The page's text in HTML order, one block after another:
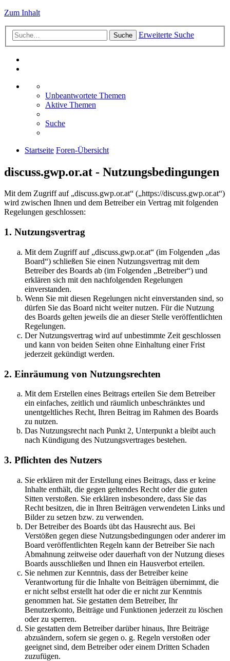
Zum Inhalt
Suche Erweiterte Suche
Unbeantwortete Themen
Aktive Themen
Suche
Startseite Foren-Übersicht
discuss.gwp.or.at - Nutzungsbedingungen
Mit dem Zugriff auf „discuss.gwp.or.at“ („https://discuss.gwp.or.at“)
wird zwischen Ihnen und dem Betreiber ein Vertrag mit folgenden
Regelungen geschlossen:
1. Nutzungsvertrag
Mit dem Zugriff auf „discuss.gwp.or.at“ (im Folgenden „das
Board“) schließen Sie einen Nutzungsvertrag mit dem
Betreiber des Boards ab (im Folgenden „Betreiber“) und
erklären sich mit den nachfolgenden Regelungen
einverstanden.
Wenn Sie mit diesen Regelungen nicht einverstanden sind, so
dürfen Sie das Board nicht weiter nutzen. Für die Nutzung
des Boards gelten jeweils die an dieser Stelle veröffentlichten
Regelungen.
Der Nutzungsvertrag wird auf unbestimmte Zeit geschlossen
und kann von beiden Seiten ohne Einhaltung einer Frist
jederzeit gekündigt werden.
2. Einräumung von Nutzungsrechten
Mit dem Erstellen eines Beitrags erteilen Sie dem Betreiber
ein einfaches, zeitlich und räumlich unbeschränktes und
unentgeltliches Recht, Ihren Beitrag im Rahmen des Boards
zu nutzen.
Das Nutzungsrecht nach Punkt 2, Unterpunkt a bleibt auch
nach Kündigung des Nutzungsvertrages bestehen.
3. Pflichten des Nutzers
Sie erklären mit der Erstellung eines Beitrags, dass er keine
Inhalte enthält, die gegen geltendes Recht oder die guten
Sitten verstoßen. Sie erklären insbesondere, dass Sie das
Recht besitzen, die in Ihren Beiträgen verwendeten Links und
Bilder zu setzen bzw. zu verwenden.
Der Betreiber des Boards übt das Hausrecht aus. Bei
Verstößen gegen diese Nutzungsbedingungen oder anderer im
Board veröffentlichten Regeln kann der Betreiber Sie nach
Abmahnung zeitweise oder dauerhaft von der Nutzung dieses
Boards ausschließen und Ihnen ein Hausverbot erteilen.
Sie nehmen zur Kenntnis, dass der Betreiber keine
Verantwortung für die Inhalte von Beiträgen übernimmt, die
er nicht selbst erstellt hat oder die er nicht zur Kenntnis
genommen hat. Sie gestatten dem Betreiber, Ihr
Benutzerkonto, Beiträge und Funktionen jederzeit zu löschen
oder zu sperren.
Sie gestatten dem Betreiber darüber hinaus, Ihre Beiträge
abzuändern, sofern sie gegen o. g. Regeln verstoßen oder
geeignet sind, dem Betreiber oder einem Dritten Schaden
zuzufügen.